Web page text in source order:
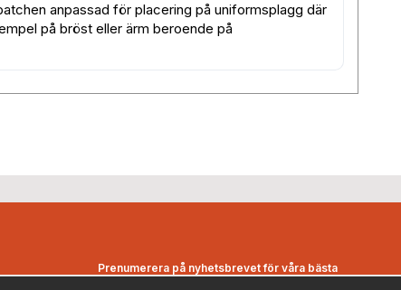
anpassad för placering på uniformsplagg där
på bröst eller ärm beroende på
Prenumerera på nyhetsbrevet för våra bästa